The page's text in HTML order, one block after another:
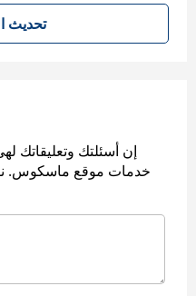
تحديث الصفحة
إن أسئلتك وتعليقاتك
خدمات موقع ماسكوس.